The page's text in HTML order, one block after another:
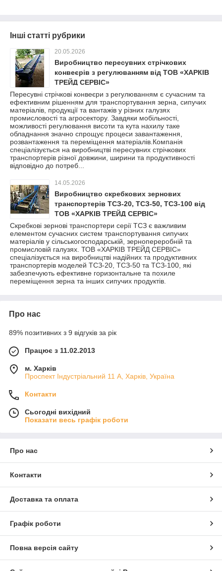
Інші статті рубрики
20.05.2026
Виробництво пересувних стрічкових
конвеєрів з регулюванням від ТОВ «ХАРКІВ
ТРЕЙД СЕРВІС»
Пересувні стрічкові конвеєри з регулюванням є сучасним та
ефективним рішенням для транспортування зерна, сипучих
матеріалів, продукції та вантажів у різних галузях
промисловості та агросектору. Завдяки мобільності,
можливості регулювання висоти та кута нахилу таке
обладнання значно спрощує процеси завантаження,
розвантаження та переміщення матеріалів.Компанія
спеціалізується на виробництві пересувних стрічкових
транспортерів різної довжини, ширини та продуктивності
відповідно до потреб...
14.05.2026
Виробництво скребкових зернових
транспортерів ТСЗ-20, ТСЗ-50, ТСЗ-100 від
ТОВ «ХАРКІВ ТРЕЙД СЕРВІС»
Скребкові зернові транспортери серії ТСЗ є важливим
елементом сучасних систем транспортування сипучих
матеріалів у сільськогосподарській, зернопереробній та
промисловій галузях. ТОВ «ХАРКІВ ТРЕЙД СЕРВІС»
спеціалізується на виробництві надійних та продуктивних
транспортерів моделей ТСЗ-20, ТСЗ-50 та ТСЗ-100, які
забезпечують ефективне горизонтальне та похиле
переміщення зерна та інших сипучих продуктів.
Про нас
89% позитивних з 9 відгуків за рік
Працює з 11.02.2013
м. Харків
Проспект Індустріальний 11 А, Харків, Україна
Контакти
Сьогодні вихідний
Показати весь графік роботи
Про нас
Контакти
Доставка та оплата
Графік роботи
Повна версія сайту